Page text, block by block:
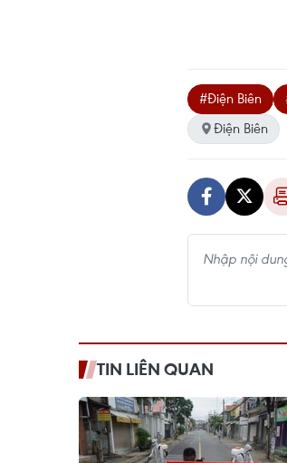
#Điện Biên
Điện Biên
TIN LIÊN QUAN